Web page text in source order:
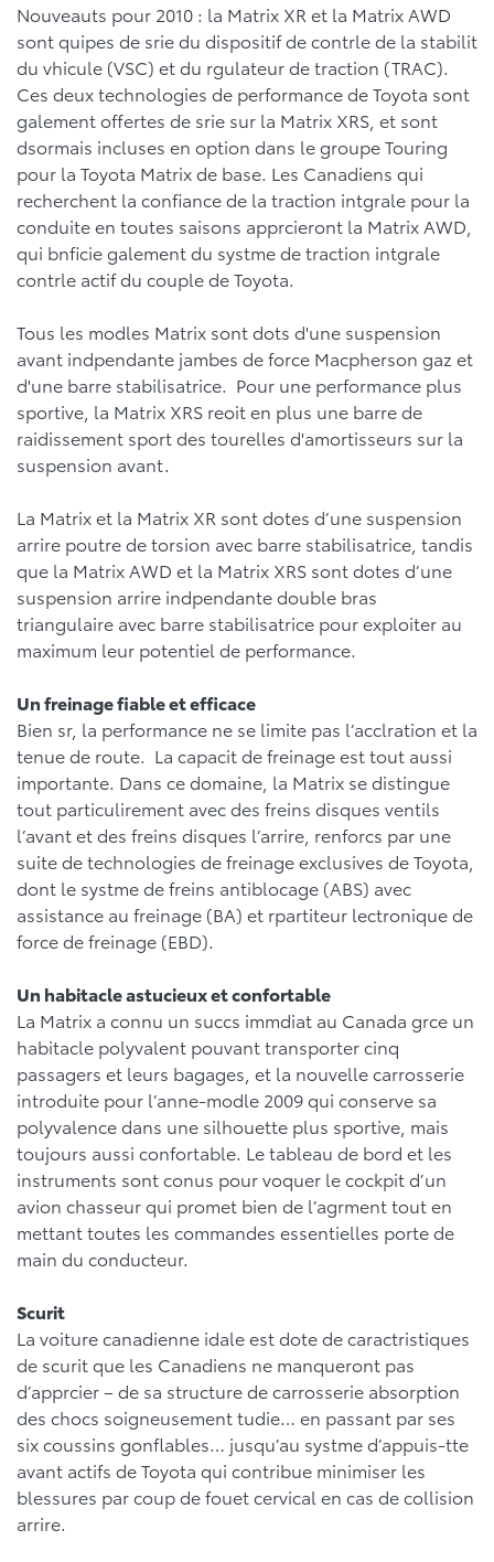
Nouveauts pour 2010 : la Matrix XR et la Matrix AWD
sont quipes de srie du dispositif de contrle de la stabilit
du vhicule (VSC) et du rgulateur de traction (TRAC).
Ces deux technologies de performance de Toyota sont
galement offertes de srie sur la Matrix XRS, et sont
dsormais incluses en option dans le groupe Touring
pour la Toyota Matrix de base. Les Canadiens qui
recherchent la confiance de la traction intgrale pour la
conduite en toutes saisons apprcieront la Matrix AWD,
qui bnficie galement du systme de traction intgrale
contrle actif du couple de Toyota.
Tous les modles Matrix sont dots d'une suspension
avant indpendante jambes de force Macpherson gaz et
d'une barre stabilisatrice. Pour une performance plus
sportive, la Matrix XRS reoit en plus une barre de
raidissement sport des tourelles d'amortisseurs sur la
suspension avant.
La Matrix et la Matrix XR sont dotes d’une suspension
arrire poutre de torsion avec barre stabilisatrice, tandis
que la Matrix AWD et la Matrix XRS sont dotes d’une
suspension arrire indpendante double bras
triangulaire avec barre stabilisatrice pour exploiter au
maximum leur potentiel de performance.
Un freinage fiable et efficace
Bien sr, la performance ne se limite pas l’acclration et la
tenue de route. La capacit de freinage est tout aussi
importante. Dans ce domaine, la Matrix se distingue
tout particulirement avec des freins disques ventils
l’avant et des freins disques l’arrire, renforcs par une
suite de technologies de freinage exclusives de Toyota,
dont le systme de freins antiblocage (ABS) avec
assistance au freinage (BA) et rpartiteur lectronique de
force de freinage (EBD).
Un habitacle astucieux et confortable
La Matrix a connu un succs immdiat au Canada grce un
habitacle polyvalent pouvant transporter cinq
passagers et leurs bagages, et la nouvelle carrosserie
introduite pour l’anne-modle 2009 qui conserve sa
polyvalence dans une silhouette plus sportive, mais
toujours aussi confortable. Le tableau de bord et les
instruments sont conus pour voquer le cockpit d’un
avion chasseur qui promet bien de l’agrment tout en
mettant toutes les commandes essentielles porte de
main du conducteur.
Scurit
La voiture canadienne idale est dote de caractristiques
de scurit que les Canadiens ne manqueront pas
d’apprcier – de sa structure de carrosserie absorption
des chocs soigneusement tudie… en passant par ses
six coussins gonflables… jusqu’au systme d’appuis-tte
avant actifs de Toyota qui contribue minimiser les
blessures par coup de fouet cervical en cas de collision
arrire.